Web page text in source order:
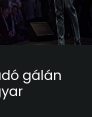
gálán